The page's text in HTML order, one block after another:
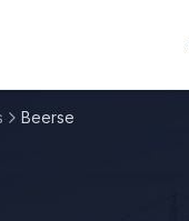
Beerse